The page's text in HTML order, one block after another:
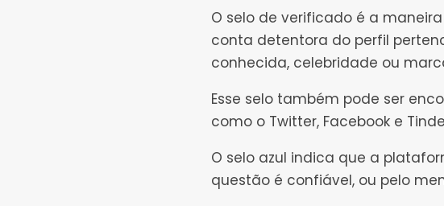
O selo de verificado é a
conta detentora do perfil
conhecida, celebridade ou
Esse selo também pode ser
como o Twitter, Facebook e
O selo azul indica que a
questão é confiável, ou pelo